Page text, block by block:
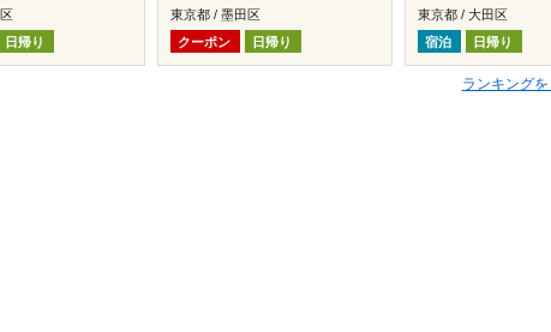
日帰り
東京都 / 墨田区
クーポン
日帰り
東京都 / 大田区
宿泊
日帰り
ランキング